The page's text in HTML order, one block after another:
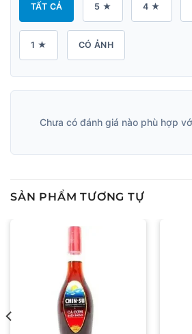
TẤT CẢ 5 ★ 4 ★
1 ★ CÓ ẢNH
Chưa có đánh giá nào phù hợp
SẢN PHẨM TƯƠNG TỰ